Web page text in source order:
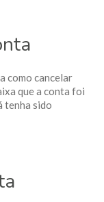
como cancelar
que a conta foi
tenha sido